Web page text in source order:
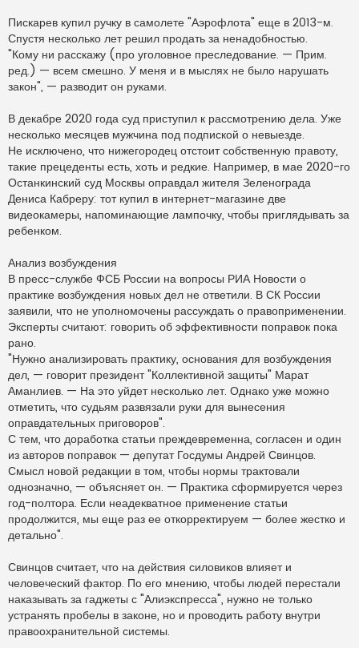
Пискарев купил ручку в самолете "Аэрофлота" еще в 2013-м.
Спустя несколько лет решил продать за ненадобностью.
"Кому ни расскажу (про уголовное преследование. — Прим.
ред.) — всем смешно. У меня и в мыслях не было нарушать
закон", — разводит он руками.
В декабре 2020 года суд приступил к рассмотрению дела. Уже
несколько месяцев мужчина под подпиской о невыезде.
Не исключено, что нижегородец отстоит собственную правоту,
такие прецеденты есть, хоть и редкие. Например, в мае 2020-го
Останкинский суд Москвы оправдал жителя Зеленограда
Дениса Кабреру: тот купил в интернет-магазине две
видеокамеры, напоминающие лампочку, чтобы приглядывать за
ребенком.
Анализ возбуждения
В пресс-службе ФСБ России на вопросы РИА Новости о
практике возбуждения новых дел не ответили. В СК России
заявили, что не уполномочены рассуждать о правоприменении.
Эксперты считают: говорить об эффективности поправок пока
рано.
"Нужно анализировать практику, основания для возбуждения
дел, — говорит президент "Коллективной защиты" Марат
Аманлиев. — На это уйдет несколько лет. Однако уже можно
отметить, что судьям развязали руки для вынесения
оправдательных приговоров".
С тем, что доработка статьи преждевременна, согласен и один
из авторов поправок — депутат Госдумы Андрей Свинцов.
Смысл новой редакции в том, чтобы нормы трактовали
однозначно, — объясняет он. — Практика сформируется через
год-полтора. Если неадекватное применение статьи
продолжится, мы еще раз ее откорректируем — более жестко и
детально".
Свинцов считает, что на действия силовиков влияет и
человеческий фактор. По его мнению, чтобы людей перестали
наказывать за гаджеты с "Алиэкспресса", нужно не только
устранять пробелы в законе, но и проводить работу внутри
правоохранительной системы.